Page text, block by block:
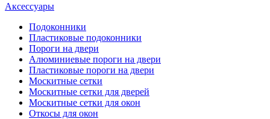
Аксессуары
Подоконники
Пластиковые подоконники
Пороги на двери
Алюминиевые пороги на двери
Пластиковые пороги на двери
Москитные сетки
Москитные сетки для дверей
Москитные сетки для окон
Откосы для окон